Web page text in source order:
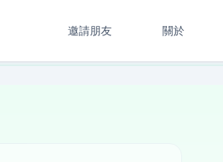
邀請朋友 關於